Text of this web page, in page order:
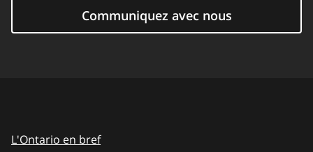
Communiquez avec nous
L'Ontario en bref